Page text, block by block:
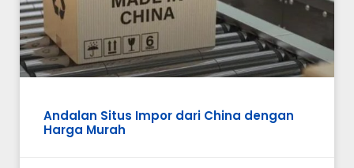
Andalan Situs Impor dari China dengan
Harga Murah